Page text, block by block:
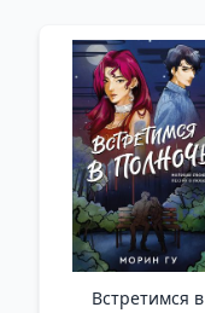
Встретимся в